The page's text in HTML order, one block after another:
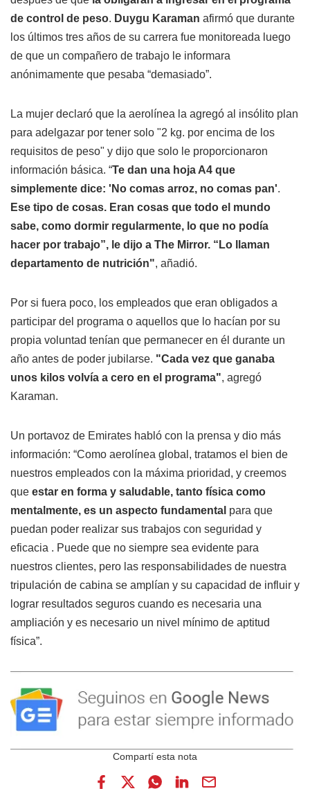
de control de peso. Duygu Karaman afirmó que durante
los últimos tres años de su carrera fue monitoreada luego
de que un compañero de trabajo le informara
anónimamente que pesaba “demasiado”.
La mujer declaró que la aerolínea la agregó al insólito plan
para adelgazar por tener solo "2 kg. por encima de los
requisitos de peso" y dijo que solo le proporcionaron
información básica. “Te dan una hoja A4 que
simplemente dice: 'No comas arroz, no comas pan'.
Ese tipo de cosas. Eran cosas que todo el mundo
sabe, como dormir regularmente, lo que no podía
hacer por trabajo”, le dijo a The Mirror. “Lo llaman
departamento de nutrición", añadió.
Por si fuera poco, los empleados que eran obligados a
participar del programa o aquellos que lo hacían por su
propia voluntad tenían que permanecer en él durante un
año antes de poder jubilarse. "Cada vez que ganaba
unos kilos volvía a cero en el programa", agregó
Karaman.
Un portavoz de Emirates habló con la prensa y dio más
información: “Como aerolínea global, tratamos el bien de
nuestros empleados con la máxima prioridad, y creemos
que estar en forma y saludable, tanto física como
mentalmente, es un aspecto fundamental para que
puedan poder realizar sus trabajos con seguridad y
eficacia . Puede que no siempre sea evidente para
nuestros clientes, pero las responsabilidades de nuestra
tripulación de cabina se amplían y su capacidad de influir y
lograr resultados seguros cuando es necesaria una
ampliación y es necesario un nivel mínimo de aptitud
física”.